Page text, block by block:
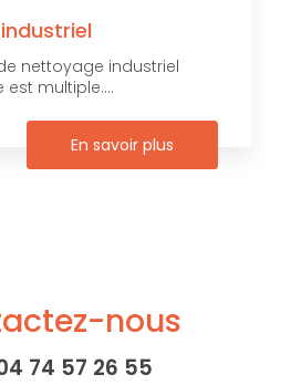
nettoyage industriel
est multiple....
En savoir plus
nous
74 57 26 55